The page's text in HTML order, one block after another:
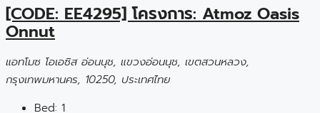
[CODE: EE4295] โครงการ: Atmoz Oasis
Onnut
แอทโมซ โอเอซิส อ่อนนุช, แขวงอ่อนนุช, เขตสวนหลวง,
กรุงเทพมหานคร, 10250, ประเทศไทย
Bed: 1